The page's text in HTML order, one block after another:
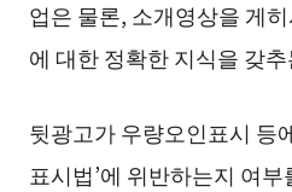
업은 물론, 소개영상을 게
에 대한 정확한 지식을 갖
뒷광고가 우량오인표시 등
표시법’에 위반하는지 여